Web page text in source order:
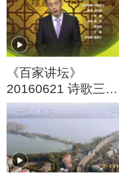
《百家讲坛》
20160621 诗歌三曹1
乱世诗史